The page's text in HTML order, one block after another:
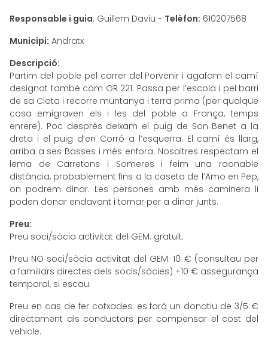
Responsable i guia: Guillem Daviu - Telèfon: 610207568
Municipi: Andratx
Descripció:
Partim del poble pel carrer del Porvenir i agafam el camí
designat també com GR 221. Passa per l’escola i pel barri
de sa Clota i recorre muntanya i terra prima (per qualque
cosa emigraven els i les del poble a França, temps
enrere). Poc després deixam el puig de Son Benet a la
dreta i el puig d’en Corró a l’esquerra. El camí és llarg,
arriba a ses Basses i més enfora. Nosaltres respectam el
lema de Carretons i Someres i feim una raonable
distància, probablement fins a la caseta de l’Amo en Pep,
on podrem dinar. Les persones amb més caminera li
poden donar endavant i tornar per a dinar junts.
Preu:
Preu soci/sòcia activitat del GEM: gratuït.
Preu NO soci/sòcia activitat del GEM: 10 € (consultau per
a familiars directes dels socis/sòcies) +10 € assegurança
temporal, si escau.
Preu en cas de fer cotxades: es farà un donatiu de 3/5 €
directament als conductors per compensar el cost del
vehicle.